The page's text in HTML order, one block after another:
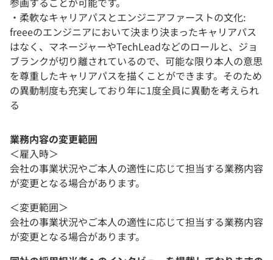
・柔軟なキャリアパスとエンジニアファーストの文化:
freeeのエンジニアにおいて決まり決まったキャリアパス
はなく、マネージャーやTechLeadなどのロールと、ジョ
ブランクが切り離されているので、可能な限り本人の意思
を尊重したキャリアパスを描くことができます。そのため
の異動制度も充実しており年に1度全員に異動を考えられ
る
業務内容の変更範囲
＜雇入時＞
会社の事業状況やご本人の適性に応じて担当する業務内容
が変更となる場合があります。
＜変更範囲＞
会社の事業状況やご本人の適性に応じて担当する業務内容
が変更となる場合があります。